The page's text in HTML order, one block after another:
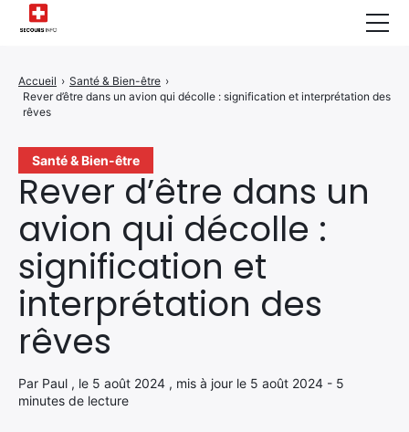
Santé & Bien-être
Rever d’être dans un
avion qui décolle :
signification et
interprétation des
rêves
Par Paul , le 5 août 2024 , mis à jour le 5 août 2024 - 5
minutes de lecture
Accueil › Santé & Bien-être ›
Rever d’être dans un avion qui décolle : signification et interprétation des
rêves
Infos & Conseils
Actualités des Secours
Santé & Bien-être
A propos de Nous
Contactez-nous
Politique de Confidentialité